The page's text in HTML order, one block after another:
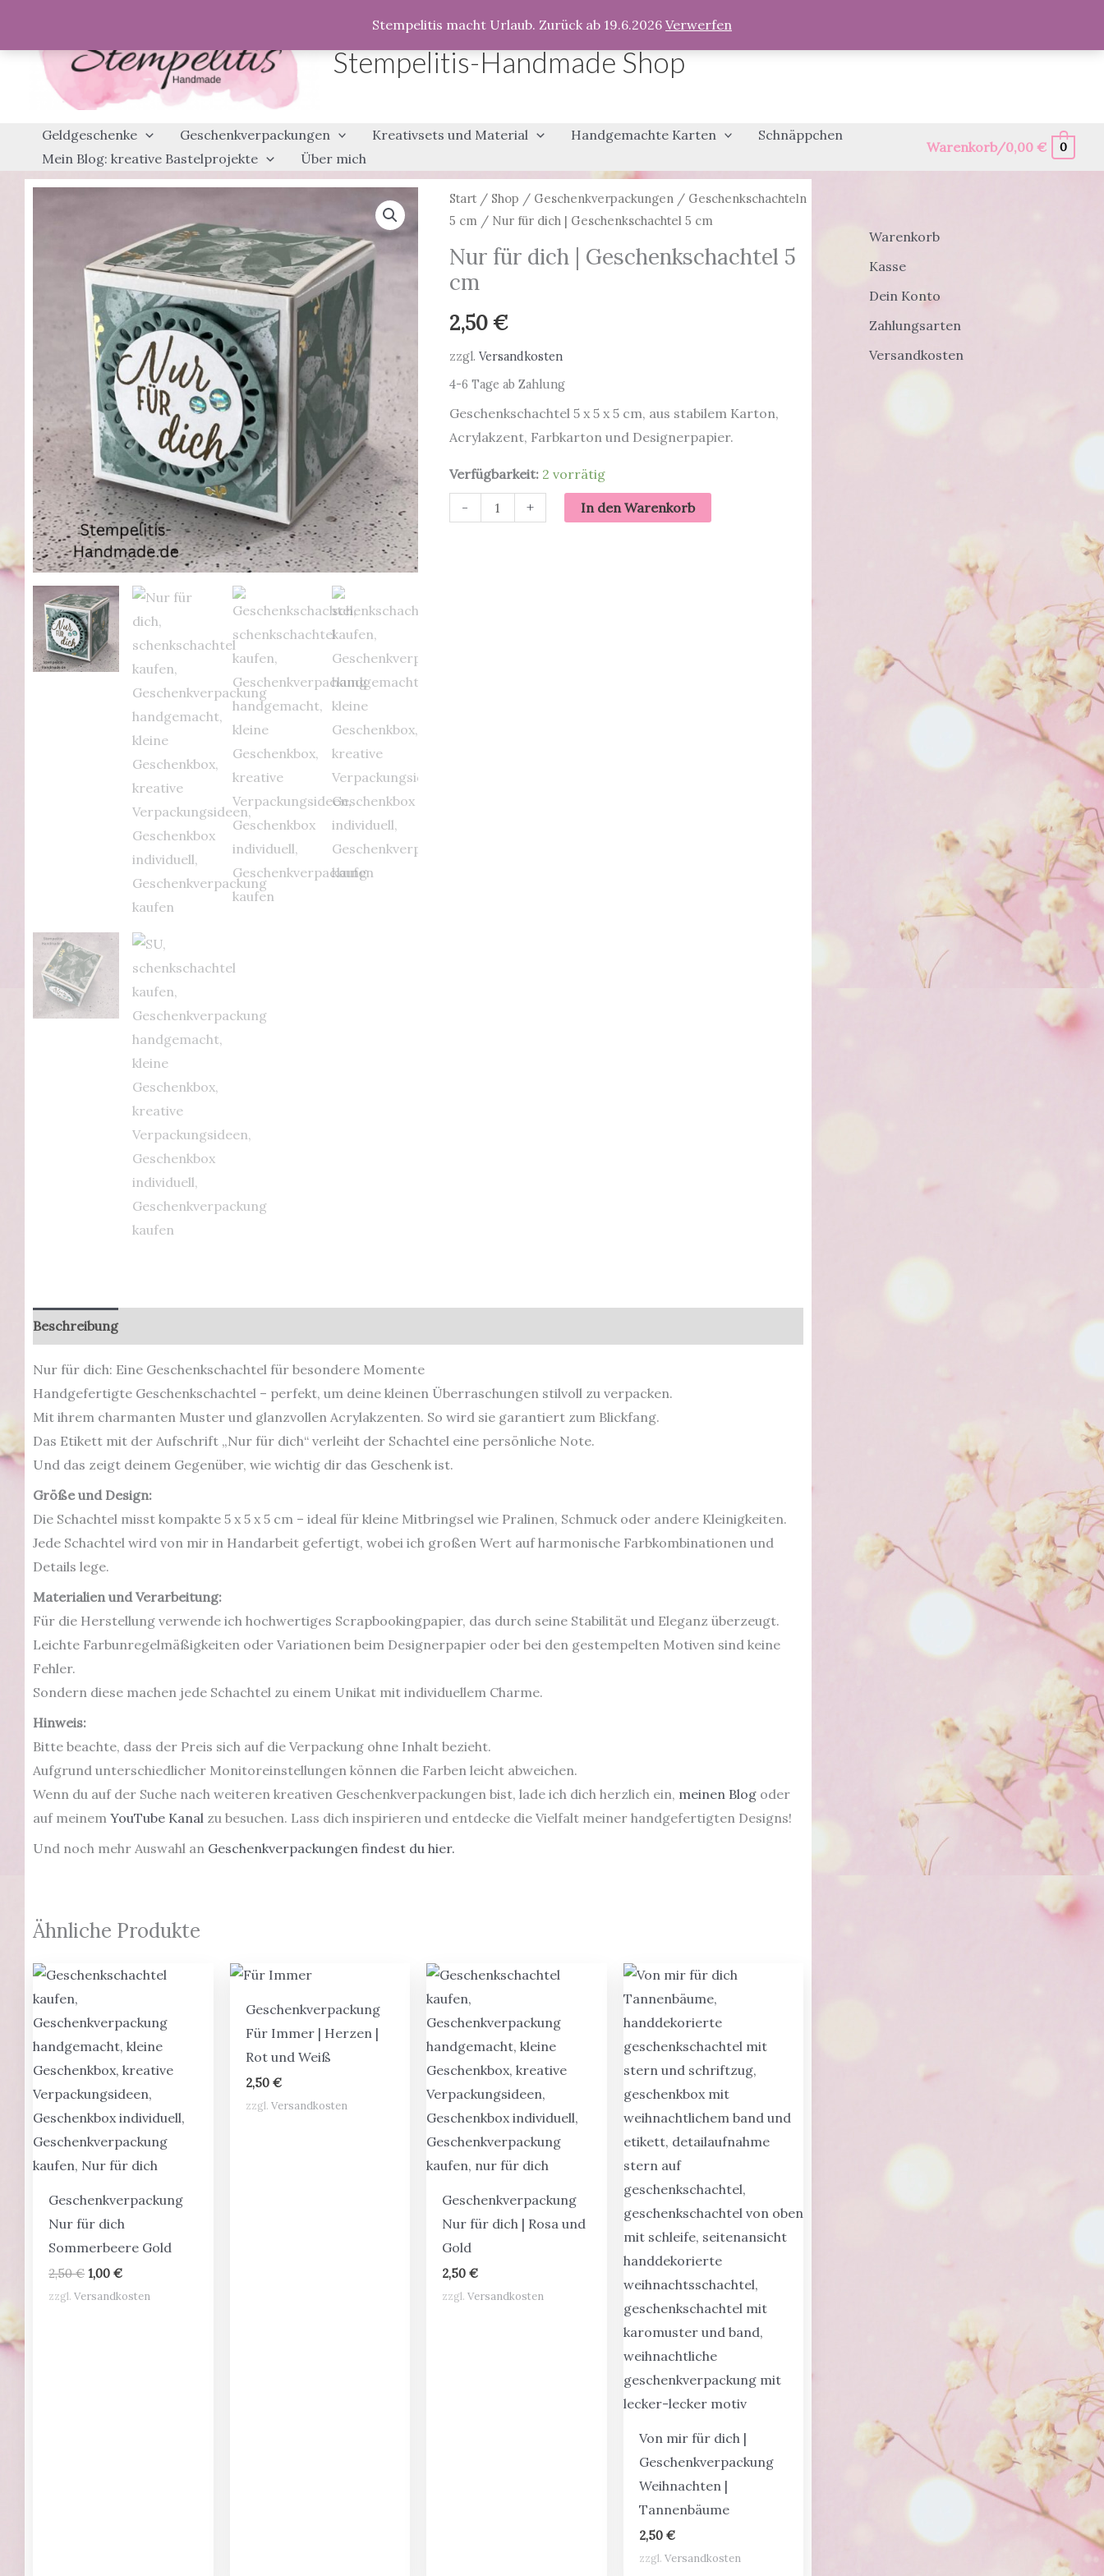
Stempelitis macht Urlaub. Zurück ab 19.6.2026 Verwerfen
springen
Stempelitis-Handmade Shop
Geldgeschenke Geschenkverpackungen Kreativsets und Material Handgemachte Karten
Schnäppchen
Mein Blog: kreative Bastelprojekte
Über mich
Warenkorb/0,00€ 0
Start/ Shop / Geschenkverpackungen/ Geschenkschachteln
5 cm/ Nur für dich | Geschenkschachtel 5 cm
Nur für dich | Geschenkschachtel 5
cm
2,50€
zzgl. Versandkosten
4-6 Tage ab Zahlung
Geschenkschachtel 5 x 5 x 5 cm, aus stabilem Karton,
Acrylakzent, Farbkarton und Designerpapier.
Verfügbarkeit: 2 vorrätig
-
für
+ In den Warenkorb
Beschreibung
Nur für dich: Eine Geschenkschachtel für besondere Momente
Handgefertigte Geschenkschachtel – perfekt, um deine kleinen Überraschungen stilvoll zu verpacken.
Mit ihrem charmanten Muster und glanzvollen Acrylakzenten. So wird sie garantiert zum Blickfang.
Das Etikett mit der Aufschrift „Nur für dich“ verleiht der Schachtel eine persönliche Note.
Und das zeigt deinem Gegenüber, wie wichtig dir das Geschenk ist.
Größe und Design:
Die Schachtel misst kompakte 5 x 5 x 5 cm – ideal für kleine Mitbringsel wie Pralinen, Schmuck oder andere Kleinigkeiten.
Jede Schachtel wird von mir in Handarbeit gefertigt, wobei ich großen Wert auf harmonische Farbkombinationen und
Details lege.
Materialien und Verarbeitung:
Für die Herstellung verwende ich hochwertiges Scrapbookingpapier, das durch seine Stabilität und Eleganz überzeugt.
Leichte Farbunregelmäßigkeiten oder Variationen beim Designerpapier oder bei den gestempelten Motiven sind keine
Fehler.
Sondern diese machen jede Schachtel zu einem Unikat mit individuellem Charme.
Hinweis:
Bitte beachte, dass der Preis sich auf die Verpackung ohne Inhalt bezieht.
Aufgrund unterschiedlicher Monitoreinstellungen können die Farben leicht abweichen.
Wenn du auf der Suche nach weiteren kreativen Geschenkverpackungen bist, lade ich dich herzlich ein, meinen Blog oder
auf meinem YouTube Kanal zu besuchen. Lass dich inspirieren und entdecke die Vielfalt meiner handgefertigten Designs!
Und noch mehr Auswahl an Geschenkverpackungen findest du hier.
Ähnliche Produkte
Geschenkverpackung
Nur für dich
Sommerbeere Gold
2,50€ Ursprünglicher
war:
1,00€Aktueller
ist:
zzgl.Versandkosten
Geschenkverpackung
Für Immer | Herzen |
Rot und Weiß
2,50 €
zzgl. Versandkosten
Geschenkverpackung
Nur für dich | Rosa und
Gold
2,50€
zzgl.Versandkosten
Von mir für dich |
Geschenkverpackung
Weihnachten |
Tannenbäume
2,50 €
zzgl. Versandkosten
Warenkorb
Kasse
Dein Konto
Zahlungsarten
Versandkosten